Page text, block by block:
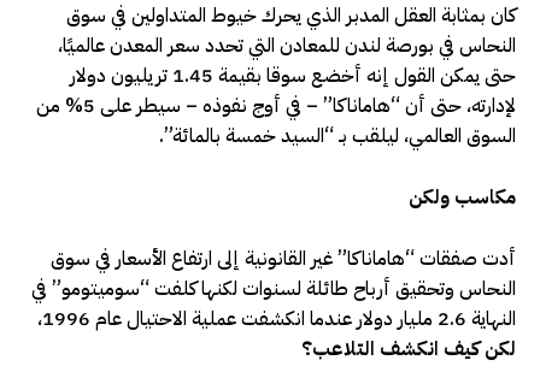
كان بمثابة العقل المدبر الذي يحرك خيوط المتداولين في سوق
النحاس في بورصة لندن للمعادن التي تحدد سعر المعدن عالميًا،
حتى يمكن القول إنه أخضع سوقا بقيمة 1.45 تريليون دولار
لإدارته، حتى أن “هاماناكا” – في أوج نفوذه – سيطر على 5% من
السوق العالمي، ليلقب بـ “السيد خمسة بالمائة”.
مكاسب ولكن
أدت صفقات “هاماناكا” غير القانونية إلى ارتفاع الأسعار في سوق
النحاس وتحقيق أرباح طائلة لسنوات لكنها كلفت “سوميتومو” في
النهاية 2.6 مليار دولار عندما انكشفت عملية الاحتيال عام 1996،
لكن كيف انكشف التلاعب؟